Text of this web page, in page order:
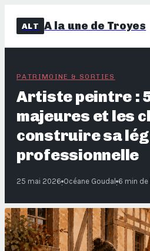
ALT A la une de Troyes
PATRIMOINE & SORTIES
Artiste peintre :
majeures et les
construire sa
professionnelle
25 mai 2026· Océane Goudal · 6 min